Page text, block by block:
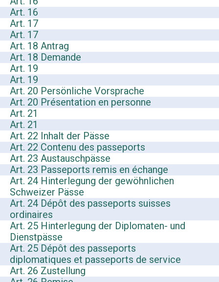
Art. 16
Art. 17
Art. 17
Art. 18 Antrag
Art. 18 Demande
Art. 19
Art. 19
Art. 20 Persönliche Vorsprache
Art. 20 Présentation en personne
Art. 21
Art. 21
Art. 22 Inhalt der Pässe
Art. 22 Contenu des passeports
Art. 23 Austauschpässe
Art. 23 Passeports remis en échange
Art. 24 Hinterlegung der gewöhnlichen
Schweizer Pässe
Art. 24 Dépôt des passeports suisses
ordinaires
Art. 25 Hinterlegung der Diplomaten- und
Dienstpässe
Art. 25 Dépôt des passeports
diplomatiques et passeports de service
Art. 26 Zustellung